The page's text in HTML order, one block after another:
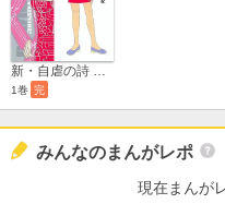
1巻 完
みんなのまんがレポ
現在まんが